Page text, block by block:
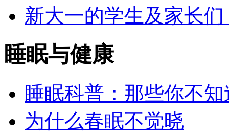
新大一的学生及家长
睡眠与健康
睡眠科普：那些你不
为什么春眠不觉晓